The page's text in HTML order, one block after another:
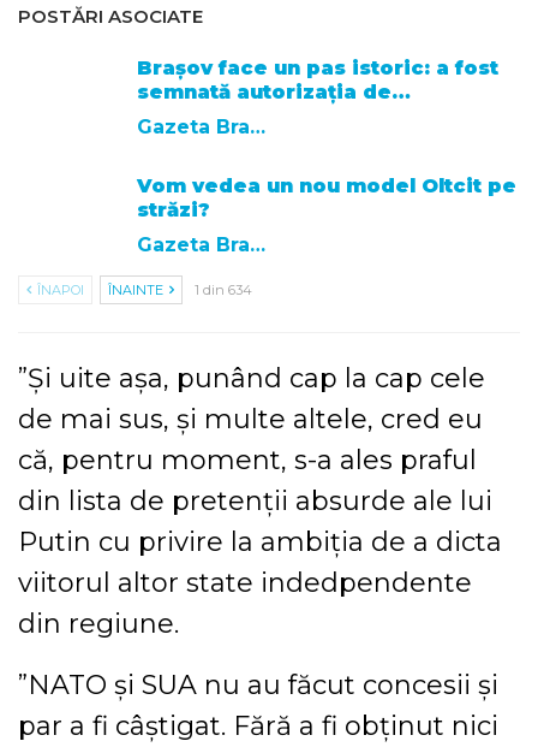
POSTĂRI ASOCIATE
Brașov face un pas istoric: a fost
semnată autorizația de…
Gazeta Brasovului
Vom vedea un nou model Oltcit pe
străzi?
Gazeta Brasovului
ÎNAPOI ÎNAINTE 1 din 634
”Şi uite aşa, punând cap la cap cele
de mai sus, şi multe altele, cred eu
că, pentru moment, s-a ales praful
din lista de pretenţii absurde ale lui
Putin cu privire la ambiţia de a dicta
viitorul altor state indedpendente
din regiune.
”NATO şi SUA nu au făcut concesii şi
par a fi câştigat. Fără a fi obţinut nici